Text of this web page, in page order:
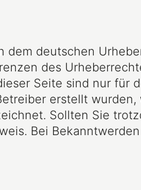
dem deutschen
des
Seite sind nur für
erstellt wurden,
Sollten Sie
Bei